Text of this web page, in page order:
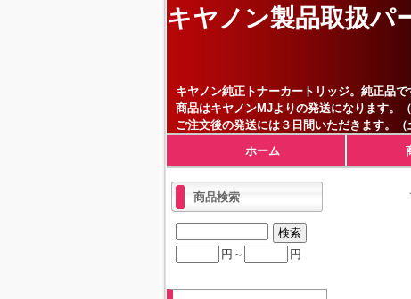
キヤノン製品取扱パ
キヤノン純正トナーカートリッジ。純正品で
商品はキヤノンMJよりの発送になります。
ご注文後の発送には３日間いただきます。（
ホーム
商品検索
円～ 円